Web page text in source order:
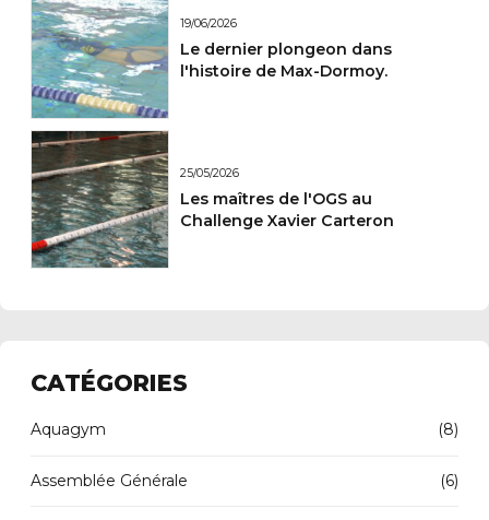
19/06/2026
Le dernier plongeon dans
l'histoire de Max-Dormoy.
25/05/2026
Les maîtres de l'OGS au
Challenge Xavier Carteron
CATÉGORIES
Aquagym (8)
Assemblée Générale (6)